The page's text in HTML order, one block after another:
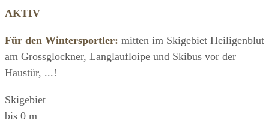
AKTIV
Für den Wintersportler: mitten im Skigebiet Heiligenblut
am Grossglockner, Langlaufloipe und Skibus vor der
Haustür, ...!
Skigebiet
bis 0 m